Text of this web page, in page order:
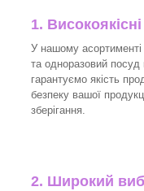
1.
У нашому асортименті
та одноразовий посуд
гарантуємо якість
безпеку вашої
зберігання.
2. Широкий